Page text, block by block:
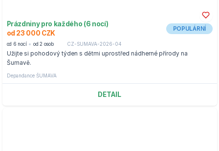
Prázdniny pro každého (6 nocí)
od 23 000 CZK
POPULÁRNÍ
od 6 nocí od 2 osob CZ-SUMAVA-2026-04
Užijte si pohodový týden s dětmi uprostřed nádherné přírody na
Šumavě.
Depandance ŠUMAVA
DETAIL